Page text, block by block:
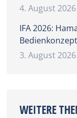
4. August 2026
IFA 2026:
3. August 2026
WEITERE